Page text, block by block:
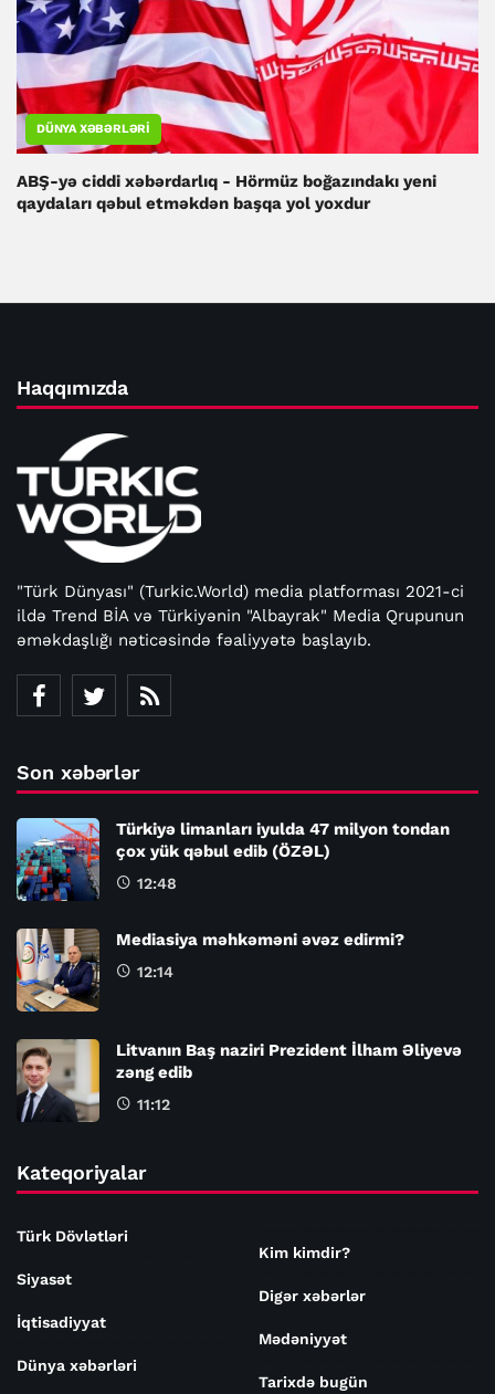
DÜNYA XƏBƏRLƏRI
ABŞ-yə ciddi xəbərdarlıq - Hörmüz boğazındakı yeni
qaydaları qəbul etməkdən başqa yol yoxdur
Haqqımızda
"Türk Dünyası" (Turkic.World) media platforması 2021-ci
ildə Trend BİA və Türkiyənin "Albayrak" Media Qrupunun
əməkdaşlığı nəticəsində fəaliyyətə başlayıb.
Son xəbərlər
Türkiyə limanları iyulda 47 milyon tondan
çox yük qəbul edib (ÖZƏL)
12:48
Mediasiya məhkəməni əvəz edirmi?
12:14
Litvanın Baş naziri Prezident İlham Əliyevə
zəng edib
11:12
Kateqoriyalar
Türk Dövlətləri
Siyasət
İqtisadiyyat
Dünya xəbərləri
Kim kimdir?
Digər xəbərlər
Mədəniyyət
Tarixdə bugün